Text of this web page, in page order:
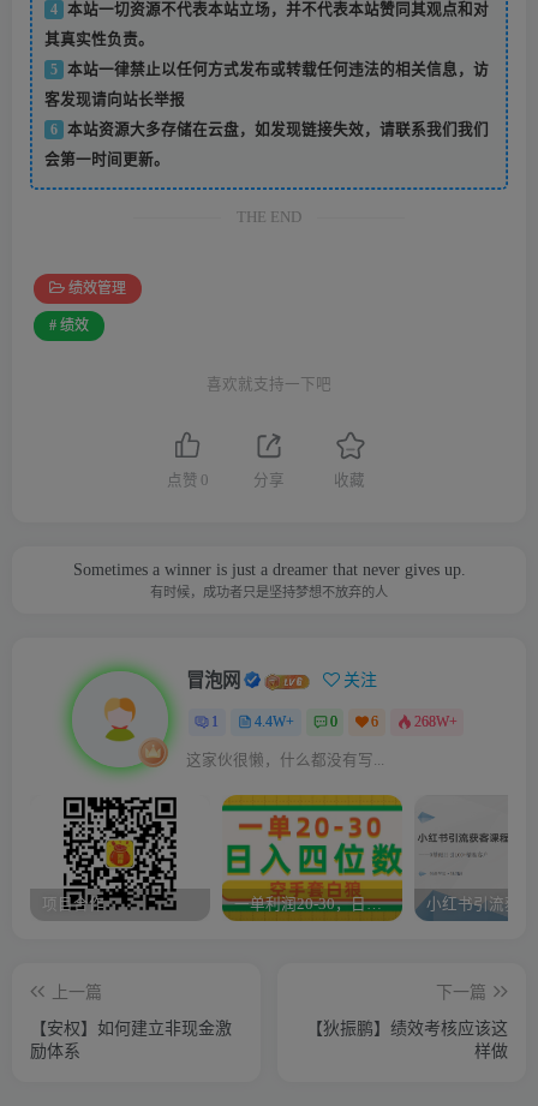
4
本站一切资源不代表本站立场，并不代表本站赞同其观点和对
其真实性负责。
5
本站一律禁止以任何方式发布或转载任何违法的相关信息，访
客发现请向站长举报
6
本站资源大多存储在云盘，如发现链接失效，请联系我们我们
会第一时间更新。
THE END
绩效管理
# 绩效
喜欢就支持一下吧
点赞 0 分享 收藏
Sometimes a winner is just a dreamer that never gives up.
有时候，成功者只是坚持梦想不放弃的人
冒泡网 关注
1 4.4W+ 0 6 268W+
这家伙很懒，什么都没有写...
项目合作 一单利润20-30，日入四位数，空手套白狼，只要做就能赚，简单无套路
上一篇
【安权】如何建立非现金激
励体系
下一篇
【狄振鹏】绩效考核应该这
样做